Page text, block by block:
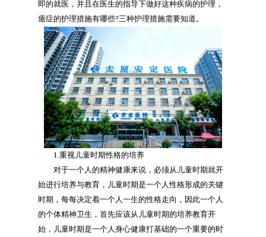
即的就医，并且在医生的指导下做好这种疾病的护理，
癔症的护理措施有哪些?三种护理措施需要知道。
1.重视儿童时期性格的培养
对于一个人的精神健康来说，必须从儿童时期就开
始进行培养与教育，儿童时期是一个人性格形成的关键
时期，每每决定着一个人一生的性格走向，因此一个人
的个体精神卫生，首先应该从儿童时期的培养教育开
始，儿童时期是一个人身心健康打基础的一个重要的时